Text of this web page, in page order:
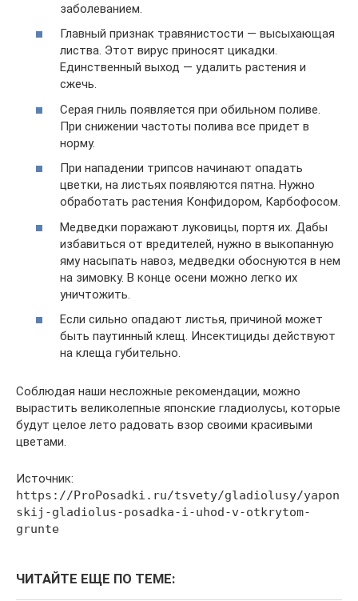
заболеванием.
Главный признак травянистости — высыхающая
листва. Этот вирус приносят цикадки.
Единственный выход — удалить растения и
сжечь.
Серая гниль появляется при обильном поливе.
При снижении частоты полива все придет в
норму.
При нападении трипсов начинают опадать
цветки, на листьях появляются пятна. Нужно
обработать растения Конфидором, Карбофосом.
Медведки поражают луковицы, портя их. Дабы
избавиться от вредителей, нужно в выкопанную
яму насыпать навоз, медведки обоснуются в нем
на зимовку. В конце осени можно легко их
уничтожить.
Если сильно опадают листья, причиной может
быть паутинный клещ. Инсектициды действуют
на клеща губительно.
Соблюдая наши несложные рекомендации, можно
вырастить великолепные японские гладиолусы, которые
будут целое лето радовать взор своими красивыми
цветами.
Источник:
https://ProPosadki.ru/tsvety/gladiolusy/yapon
skij-gladiolus-posadka-i-uhod-v-otkrytom-
grunte
ЧИТАЙТЕ ЕЩЕ ПО ТЕМЕ: